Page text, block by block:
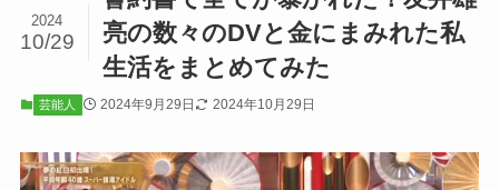
亮の数々のDVと金にまみれた私
生活をまとめてみた
2024
10/29
芸能人 2024年9月29日 2024年10月29日